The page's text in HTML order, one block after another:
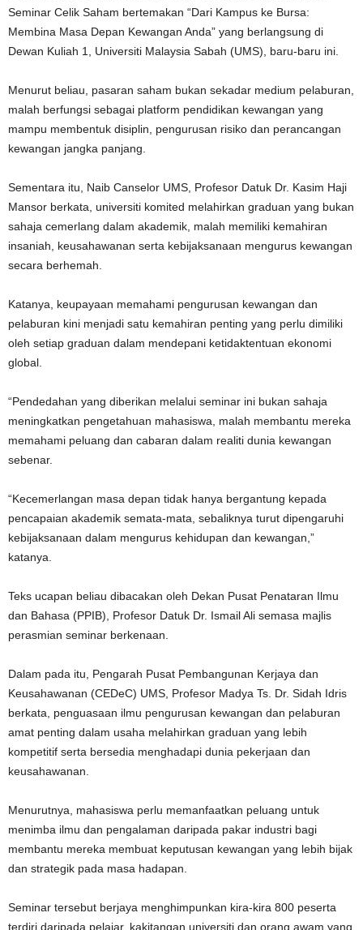
Seminar Celik Saham bertemakan “Dari Kampus ke Bursa:
Membina Masa Depan Kewangan Anda” yang berlangsung di
Dewan Kuliah 1, Universiti Malaysia Sabah (UMS), baru-baru ini.
Menurut beliau, pasaran saham bukan sekadar medium pelaburan,
malah berfungsi sebagai platform pendidikan kewangan yang
mampu membentuk disiplin, pengurusan risiko dan perancangan
kewangan jangka panjang.
Sementara itu, Naib Canselor UMS, Profesor Datuk Dr. Kasim Haji
Mansor berkata, universiti komited melahirkan graduan yang bukan
sahaja cemerlang dalam akademik, malah memiliki kemahiran
insaniah, keusahawanan serta kebijaksanaan mengurus kewangan
secara berhemah.
Katanya, keupayaan memahami pengurusan kewangan dan
pelaburan kini menjadi satu kemahiran penting yang perlu dimiliki
oleh setiap graduan dalam mendepani ketidaktentuan ekonomi
global.
“Pendedahan yang diberikan melalui seminar ini bukan sahaja
meningkatkan pengetahuan mahasiswa, malah membantu mereka
memahami peluang dan cabaran dalam realiti dunia kewangan
sebenar.
“Kecemerlangan masa depan tidak hanya bergantung kepada
pencapaian akademik semata-mata, sebaliknya turut dipengaruhi
kebijaksanaan dalam mengurus kehidupan dan kewangan,”
katanya.
Teks ucapan beliau dibacakan oleh Dekan Pusat Penataran Ilmu
dan Bahasa (PPIB), Profesor Datuk Dr. Ismail Ali semasa majlis
perasmian seminar berkenaan.
Dalam pada itu, Pengarah Pusat Pembangunan Kerjaya dan
Keusahawanan (CEDeC) UMS, Profesor Madya Ts. Dr. Sidah Idris
berkata, penguasaan ilmu pengurusan kewangan dan pelaburan
amat penting dalam usaha melahirkan graduan yang lebih
kompetitif serta bersedia menghadapi dunia pekerjaan dan
keusahawanan.
Menurutnya, mahasiswa perlu memanfaatkan peluang untuk
menimba ilmu dan pengalaman daripada pakar industri bagi
membantu mereka membuat keputusan kewangan yang lebih bijak
dan strategik pada masa hadapan.
Seminar tersebut berjaya menghimpunkan kira-kira 800 peserta
terdiri daripada pelajar, kakitangan universiti dan orang awam yang